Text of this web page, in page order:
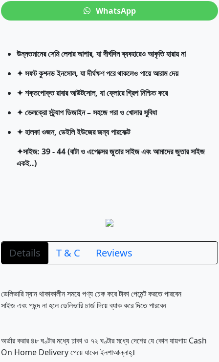
WhatsApp
উন্নতমানের সেমি লেদার আপার, যা দীর্ঘদিন ব্যবহারেও আকৃতি হারায় না
✦ সফট কুশনড ইনসোল, যা দীর্ঘক্ষণ পরে থাকলেও পায়ে আরাম দেয়
✦ শক্তপোক্ত রাবার আউটসোল, যা ফ্লোরে গ্রিপ নিশ্চিত করে
✦ ভেলক্রো স্ট্র্যাপ ডিজাইন – সহজে পরা ও খোলার সুবিধা
✦ হালকা ওজন, ডেইলি ইউজের জন্য পারফেক্ট
✦সাইজ: 39 - 44 (বাটা ও এপেক্সের জুতার সাইজ এবং আমাদের জুতার সাইজ
একই..)
Details T & C Reviews
ডেলিভারি ম্যান থাকাকালীন সময়ে পণ্য চেক করে টাকা পেমেন্ট করতে পারবেন
সাইজ এবং পছন্দ না হলে ডেলিভারি চার্জ দিয়ে ব্যাক করে দিতে পারবেন
অর্ডার করার ৪৮ ঘণ্টার মধ্যে ঢাকা ও ৭২ ঘণ্টার মধ্যে দেশের যে কোন যায়গায় Cash
On Home Delivery পেয়ে যাবেন ইনশাআল্লাহ্‌।